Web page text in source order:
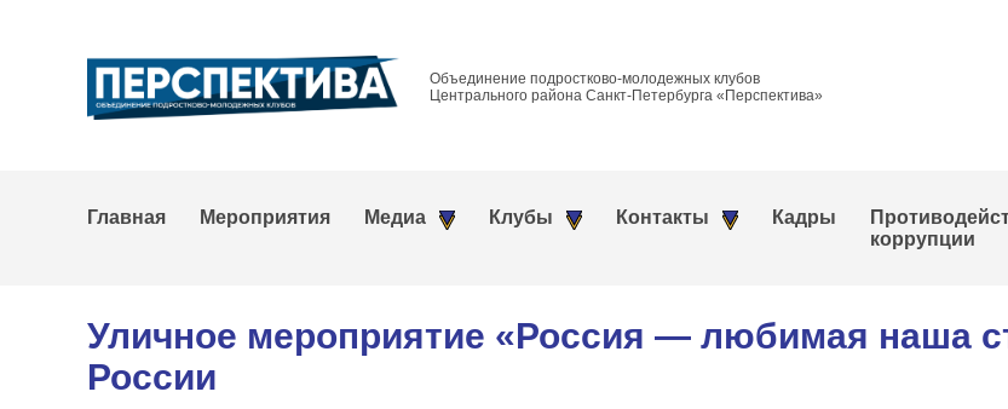
Объединение подростково-молодежных клубов
Центрального района Санкт-Петербурга «Перспектива»
Главная Мероприятия Медиа Клубы Контакты Кадры
коррупции
Уличное мероприятие «Россия — любимая наша
России